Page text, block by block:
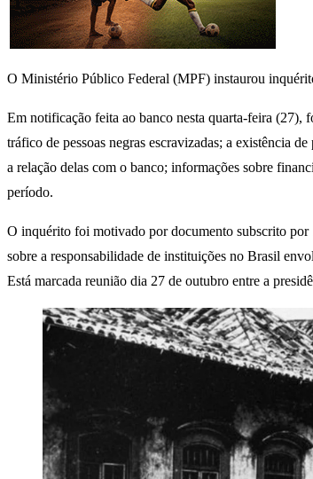
O Ministério Público Federal (MPF) instaurou
Em notificação feita ao banco nesta quarta-feira (27),
tráfico de pessoas negras escravizadas; a existência
a relação delas com o banco; informações sobre
período.
O inquérito foi motivado por documento subscrito por
sobre a responsabilidade de instituições no Brasil
Está marcada reunião dia 27 de outubro entre a